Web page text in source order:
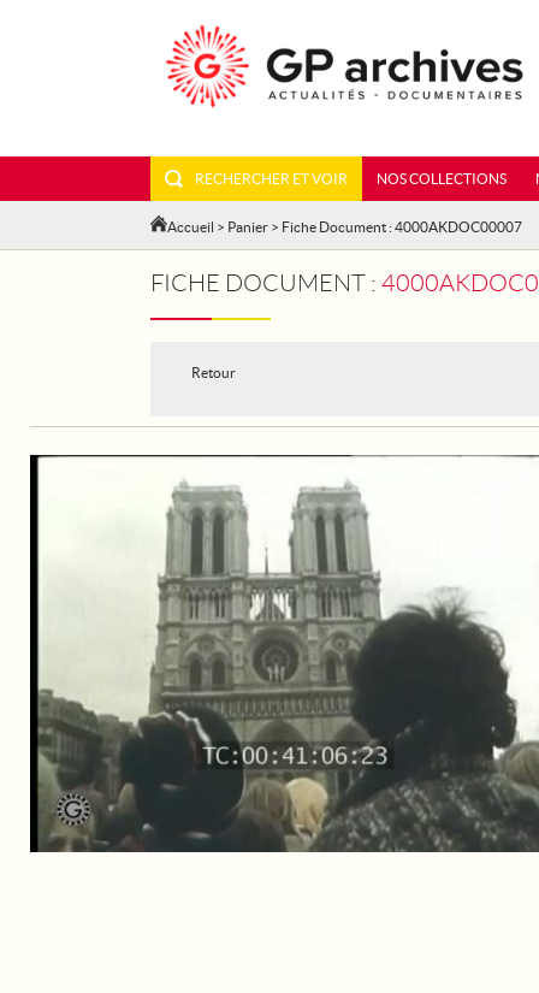
RECHERCHER ET VOIR NOS COLLECTIONS
Accueil > Panier > Fiche Document : 4000AKDOC00007
FICHE DOCUMENT :
Retour